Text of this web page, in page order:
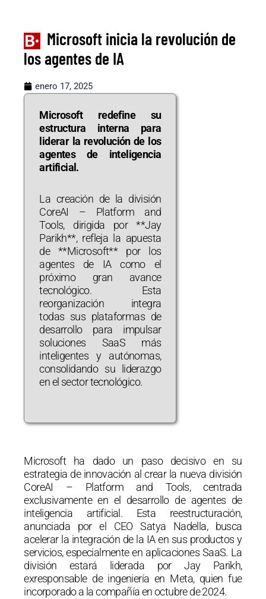
Microsoft inicia la revolución de
los agentes de IA
enero 17, 2025
Microsoft redefine su
estructura interna para
liderar la revolución de los
agentes de inteligencia
artificial.
La creación de la división
CoreAI – Platform and
Tools, dirigida por **Jay
Parikh**, refleja la apuesta
de **Microsoft** por los
agentes de IA como el
próximo gran avance
tecnológico. Esta
reorganización integra
todas sus plataformas de
desarrollo para impulsar
soluciones SaaS más
inteligentes y autónomas,
consolidando su liderazgo
en el sector tecnológico.
Microsoft ha dado un paso decisivo en su
estrategia de innovación al crear la nueva división
CoreAI – Platform and Tools, centrada
exclusivamente en el desarrollo de agentes de
inteligencia artificial. Esta reestructuración,
anunciada por el CEO Satya Nadella, busca
acelerar la integración de la IA en sus productos y
servicios, especialmente en aplicaciones SaaS. La
división estará liderada por Jay Parikh,
exresponsable de ingeniería en Meta, quien fue
incorporado a la compañía en octubre de 2024.